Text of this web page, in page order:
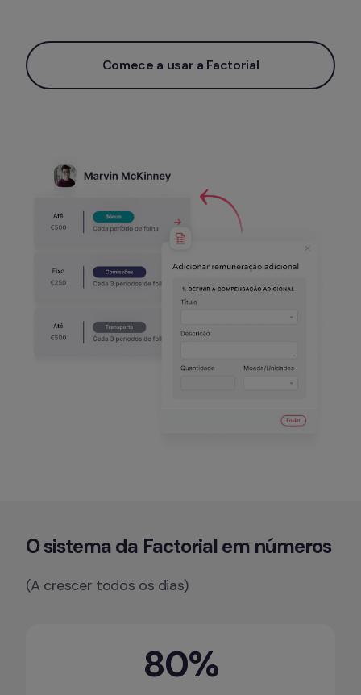
Comece a usar a Factorial
O sistema da Factorial em números
(A crescer todos os dias)
80%